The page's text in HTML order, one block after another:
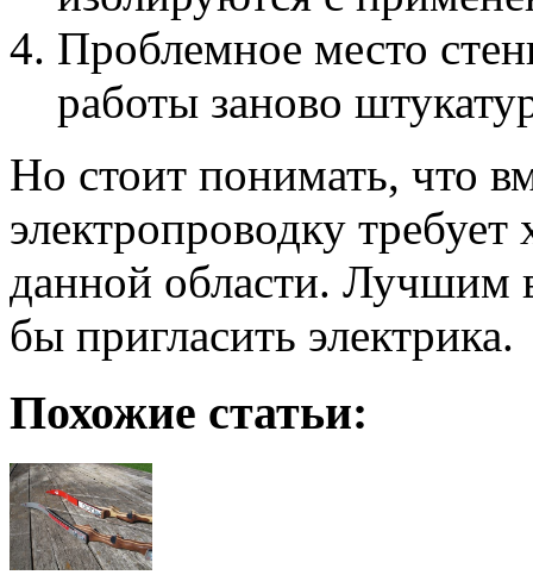
Проблемное место
работы заново
Но стоит понимать, что
электропроводку
данной области. Лучшим
бы пригласить электрика.
Похожие статьи: